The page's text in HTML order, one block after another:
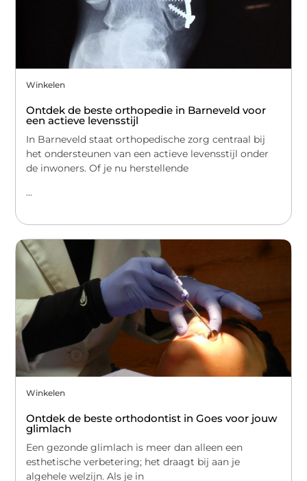
Winkelen
Ontdek de beste orthopedie in Barneveld voor
een actieve levensstijl
In Barneveld staat orthopedische zorg centraal bij
het ondersteunen van een actieve levensstijl onder
de inwoners. Of je nu herstellende
...
Winkelen
Ontdek de beste orthodontist in Goes voor jouw
glimlach
Een gezonde glimlach is meer dan alleen een
esthetische verbetering; het draagt bij aan je
algehele welzijn. Als je in